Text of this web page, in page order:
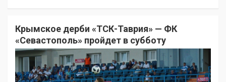
Крымское дерби «ТСК-Таврия» — ФК
«Севастополь» пройдет в субботу